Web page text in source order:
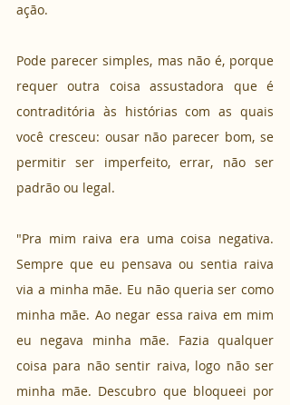
ação.
Pode parecer simples, mas não é, porque
requer outra coisa assustadora que é
contraditória às histórias com as quais
você cresceu: ousar não parecer bom, se
permitir ser imperfeito, errar, não ser
padrão ou legal.
"Pra mim raiva era uma coisa negativa.
Sempre que eu pensava ou sentia raiva
via a minha mãe. Eu não queria ser como
minha mãe. Ao negar essa raiva em mim
eu negava minha mãe. Fazia qualquer
coisa para não sentir raiva, logo não ser
minha mãe. Descubro que bloqueei por